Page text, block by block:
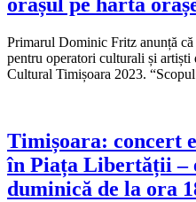
Primarul Dominic Fritz anunță că
pentru operatori culturali și artiști
Cultural Timișoara 2023.
Timișoara: concert
în Piața Libertății –
duminică de la ora